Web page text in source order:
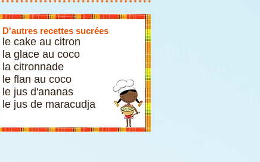
D'autres recettes sucrées
le cake au citron
la glace au coco
la citronnade
le flan au coco
le jus d'ananas
le jus de maracudja